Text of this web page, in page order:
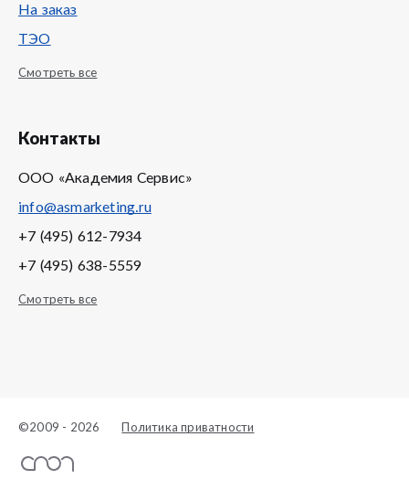
На заказ
ТЭО
Смотреть все
Контакты
ООО «Академия Сервис»
info@asmarketing.ru
+7 (495) 612-7934
+7 (495) 638-5559
Смотреть все
©2009 - 2026 Политика приватности
Создание сайта